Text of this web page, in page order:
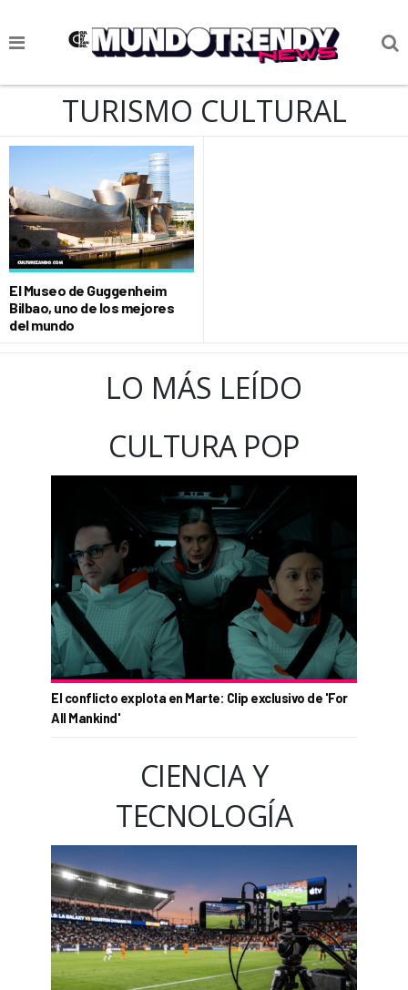
NOTICIAS
CIENCIA Y TECNOLOGÍA
VIDA
SOCIEDAD
CULTURIZANDO.COM
TURISMO CULTURAL
El Museo de Guggenheim
Bilbao, uno de los mejores
del mundo
LO MÁS LEÍDO
CULTURA POP
El conflicto explota en Marte: Clip exclusivo de 'For
All Mankind'
CIENCIA Y
TECNOLOGÍA